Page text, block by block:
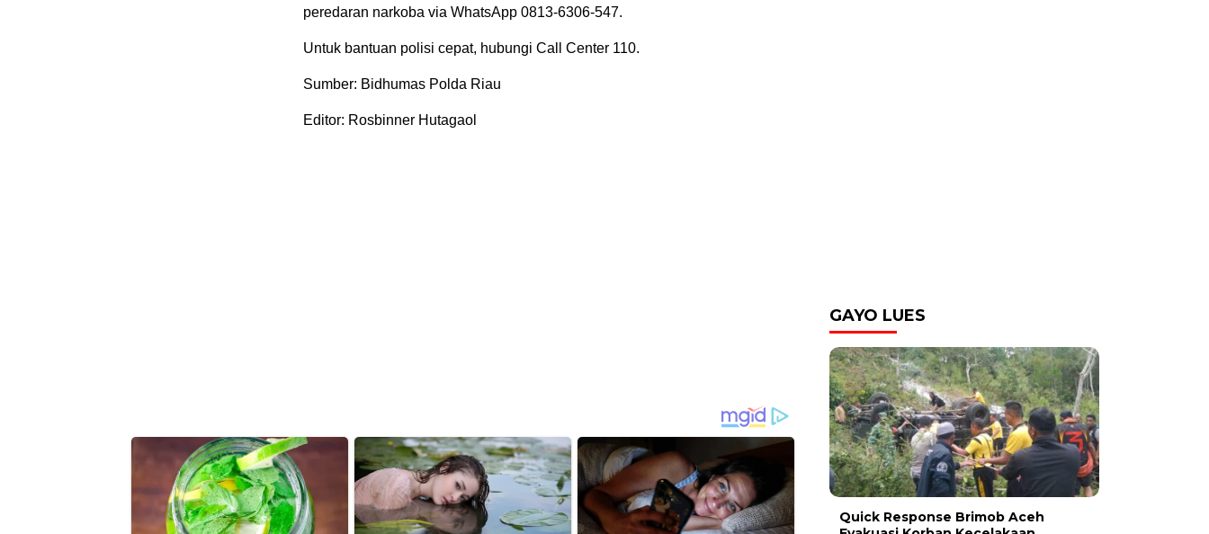
peredaran narkoba via WhatsApp 0813-6306-547.
Untuk bantuan polisi cepat, hubungi Call Center 110.
Sumber: Bidhumas Polda Riau
Editor: Rosbinner Hutagaol
GAYO LUES
Quick Response Brimob Aceh